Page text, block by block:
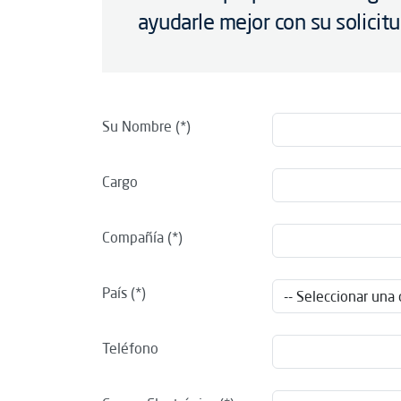
ayudarle mejor con su
Su Nombre
Cargo
Compañía
País
Teléfono